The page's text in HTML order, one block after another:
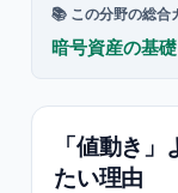
📚 この分野の総合
暗号資産の基
「値動き
たい理由